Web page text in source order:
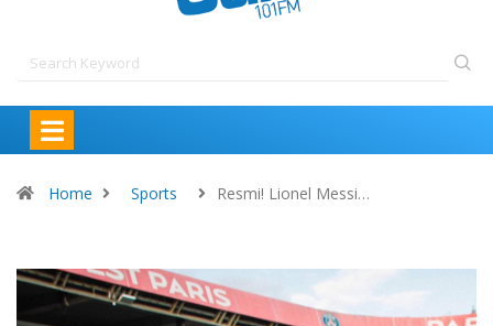
Home Sports Resmi! Lionel Messi…